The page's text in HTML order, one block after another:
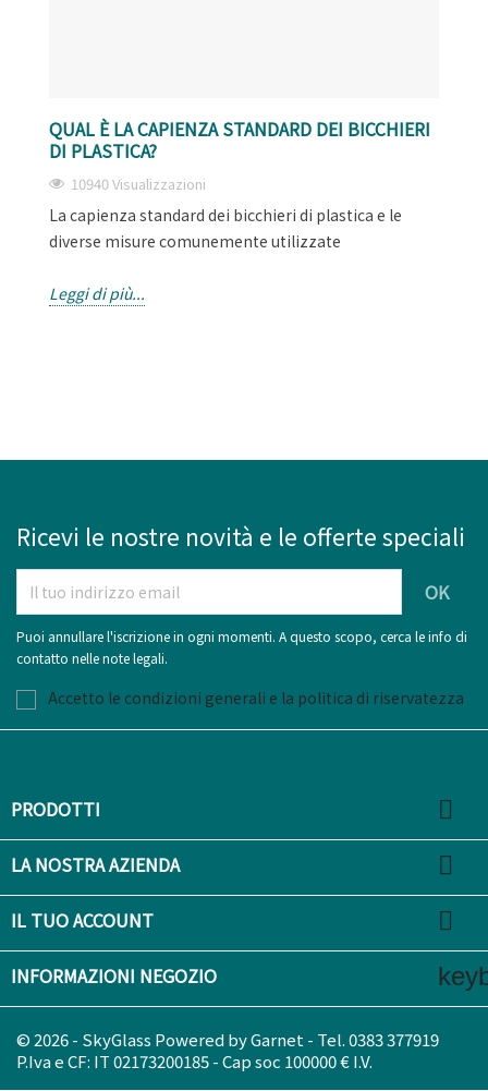
QUAL È LA CAPIENZA STANDARD DEI BICCHIERI
DI PLASTICA?
10940 Visualizzazioni
La capienza standard dei bicchieri di plastica e le
diverse misure comunemente utilizzate
Leggi di più...
Ricevi le nostre novità e le offerte speciali
Puoi annullare l'iscrizione in ogni momenti. A questo scopo, cerca le info di
contatto nelle note legali.
Accetto le condizioni generali e la politica di riservatezza
PRODOTTI 
LA NOSTRA AZIENDA 
IL TUO ACCOUNT 
INFORMAZIONI NEGOZIO
© 2026 - SkyGlass Powered by Garnet - Tel. 0383 377919
P.Iva e CF: IT 02173200185 - Cap soc 100000 € I.V.